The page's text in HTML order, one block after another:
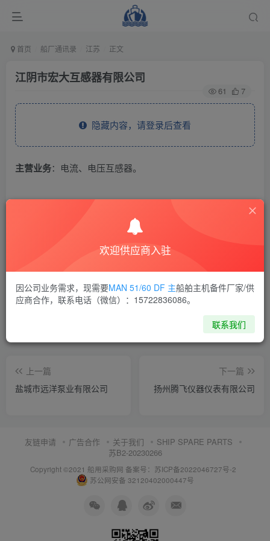
首页 船厂通讯录 江苏 正文
江阴市宏大互感器有限公司
61 7
隐藏内容，请登录后查看
主营业务：电流、电压互感器。
THE END
喜欢就支持一下吧
上一篇
盐城市远洋泵业有限公司
下一篇
扬州腾飞仪器仪表有限公司
友链申请 广告合作 关于我们
SHIP SPARE PARTS
苏B2-20230266
Copyright ©2021 船用采购网 备案号：苏ICP备2022046727号-2
苏公网安备 32120402000447号
欢迎供应商入驻
因公司业务需求，现需要MAN 51/60 DF 主船舶主机备件厂家/供
应商合作，联系电话（微信）：15722836086。
联系我们